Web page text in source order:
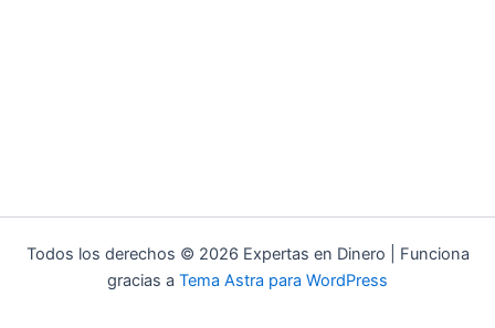
Todos los derechos © 2026 Expertas en Dinero | Funciona
gracias a Tema Astra para WordPress